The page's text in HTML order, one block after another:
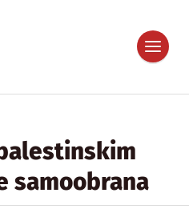
samoobrana